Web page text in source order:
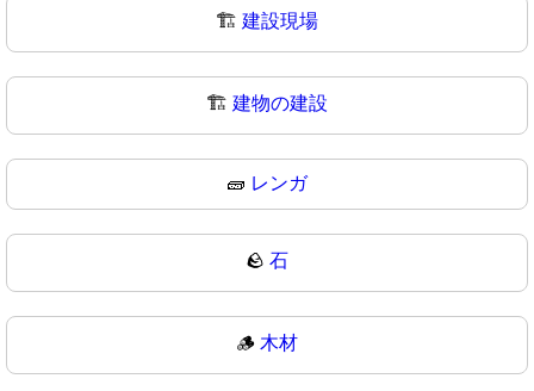
🏗️ 建設現場
🏗 建物の建設
🧱 レンガ
🪨 石
🪵 木材